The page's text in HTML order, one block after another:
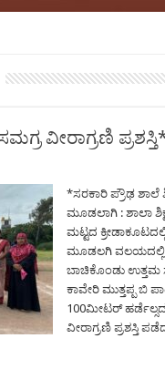
ವೀರಾಗ್ರಣಿ
*ಸರಕಾರಿ ಪ್ರೌಢ ಶಾಲೆ
ಮೂಡಲಾಗಿ : ಶಾಲಾ
ಮಟ್ಟದ
ಮೂಡಲಗಿ ವಲಯದಲ್ಲಿಯೇ
ಬಾಚಿಕೊಂಡು ಉತ್ತಮ
ಕಾವೇರಿ ಮುತ್ತಪ್ಪ ಬಿ
100ಮೀಟರ್
ವೀರಾಗ್ರಣಿ ಪ್ರಶಸ್ತಿ